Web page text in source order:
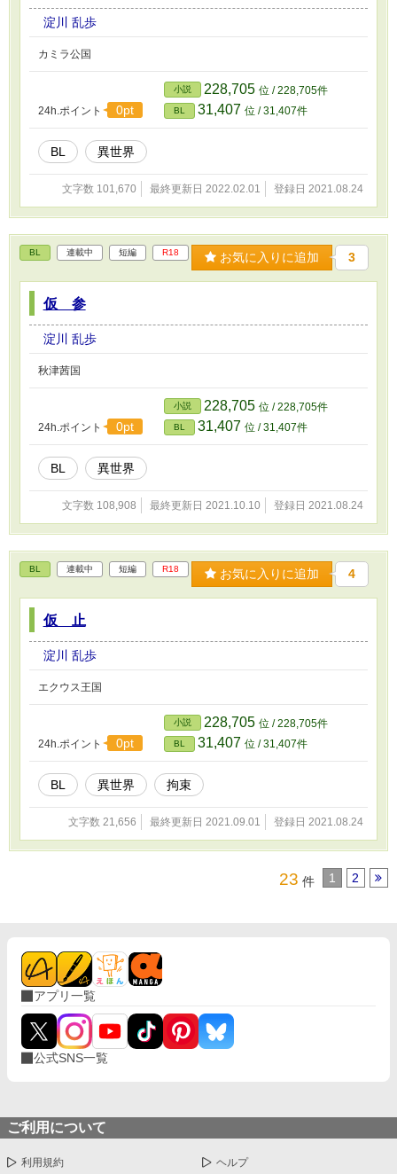
淀川 乱歩
カミラ公国
24h.ポイント 0pt
小説 228,705 位 / 228,705件
BL 31,407 位 / 31,407件
BL 異世界
文字数 101,670 最終更新日 2022.02.01 登録日 2021.08.24
BL 連載中 短編 R18 お気に入りに追加 3
仮 参
淀川 乱歩
秋津茜国
24h.ポイント 0pt
小説 228,705 位 / 228,705件
BL 31,407 位 / 31,407件
BL 異世界
文字数 108,908 最終更新日 2021.10.10 登録日 2021.08.24
BL 連載中 短編 R18 お気に入りに追加 4
仮 止
淀川 乱歩
エクウス王国
24h.ポイント 0pt
小説 228,705 位 / 228,705件
BL 31,407 位 / 31,407件
BL 異世界 拘束
文字数 21,656 最終更新日 2021.09.01 登録日 2021.08.24
23 件 1 2
アプリ一覧
公式SNS一覧
ご利用について
利用規約 ヘルプ